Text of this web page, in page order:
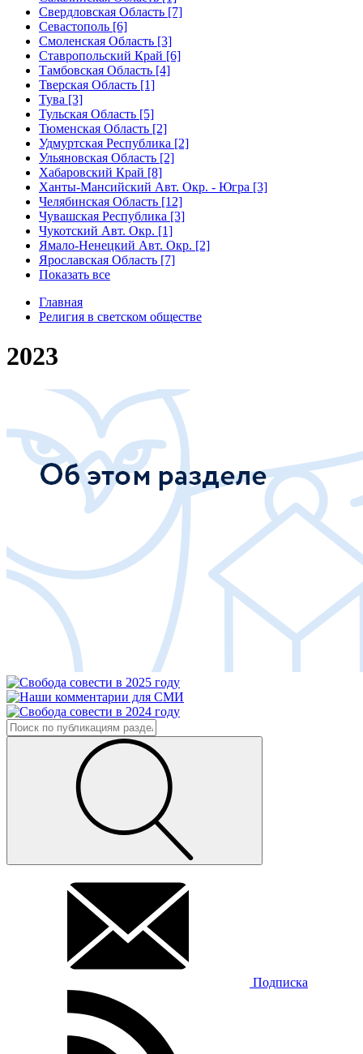
Свердловская Область [7]
Севастополь [6]
Смоленская Область [3]
Ставропольский Край [6]
Тамбовская Область [4]
Тверская Область [1]
Тува [3]
Тульская Область [5]
Тюменская Область [2]
Удмуртская Республика [2]
Ульяновская Область [2]
Хабаровский Край [8]
Ханты-Мансийский Авт. Окр. - Югра [3]
Челябинская Область [12]
Чувашская Республика [3]
Чукотский Авт. Окр. [1]
Ямало-Ненецкий Авт. Окр. [2]
Ярославская Область [7]
Показать все
Главная
Религия в светском обществе
2023
Подписка